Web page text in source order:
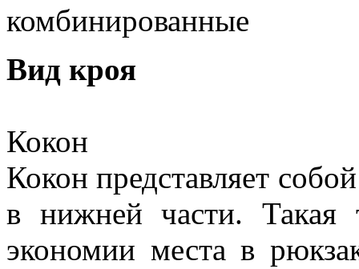
комбинированные
Вид кроя
Кокон
Кокон представляет
в нижней части. Такая
экономии места в